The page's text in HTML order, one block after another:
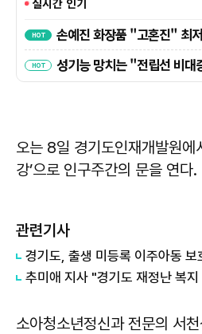
오는 8일 경기도인재개발원에
강’으로 인구주간의 문을 연다.
관련기사
소아청소년정신과 전문의 서천